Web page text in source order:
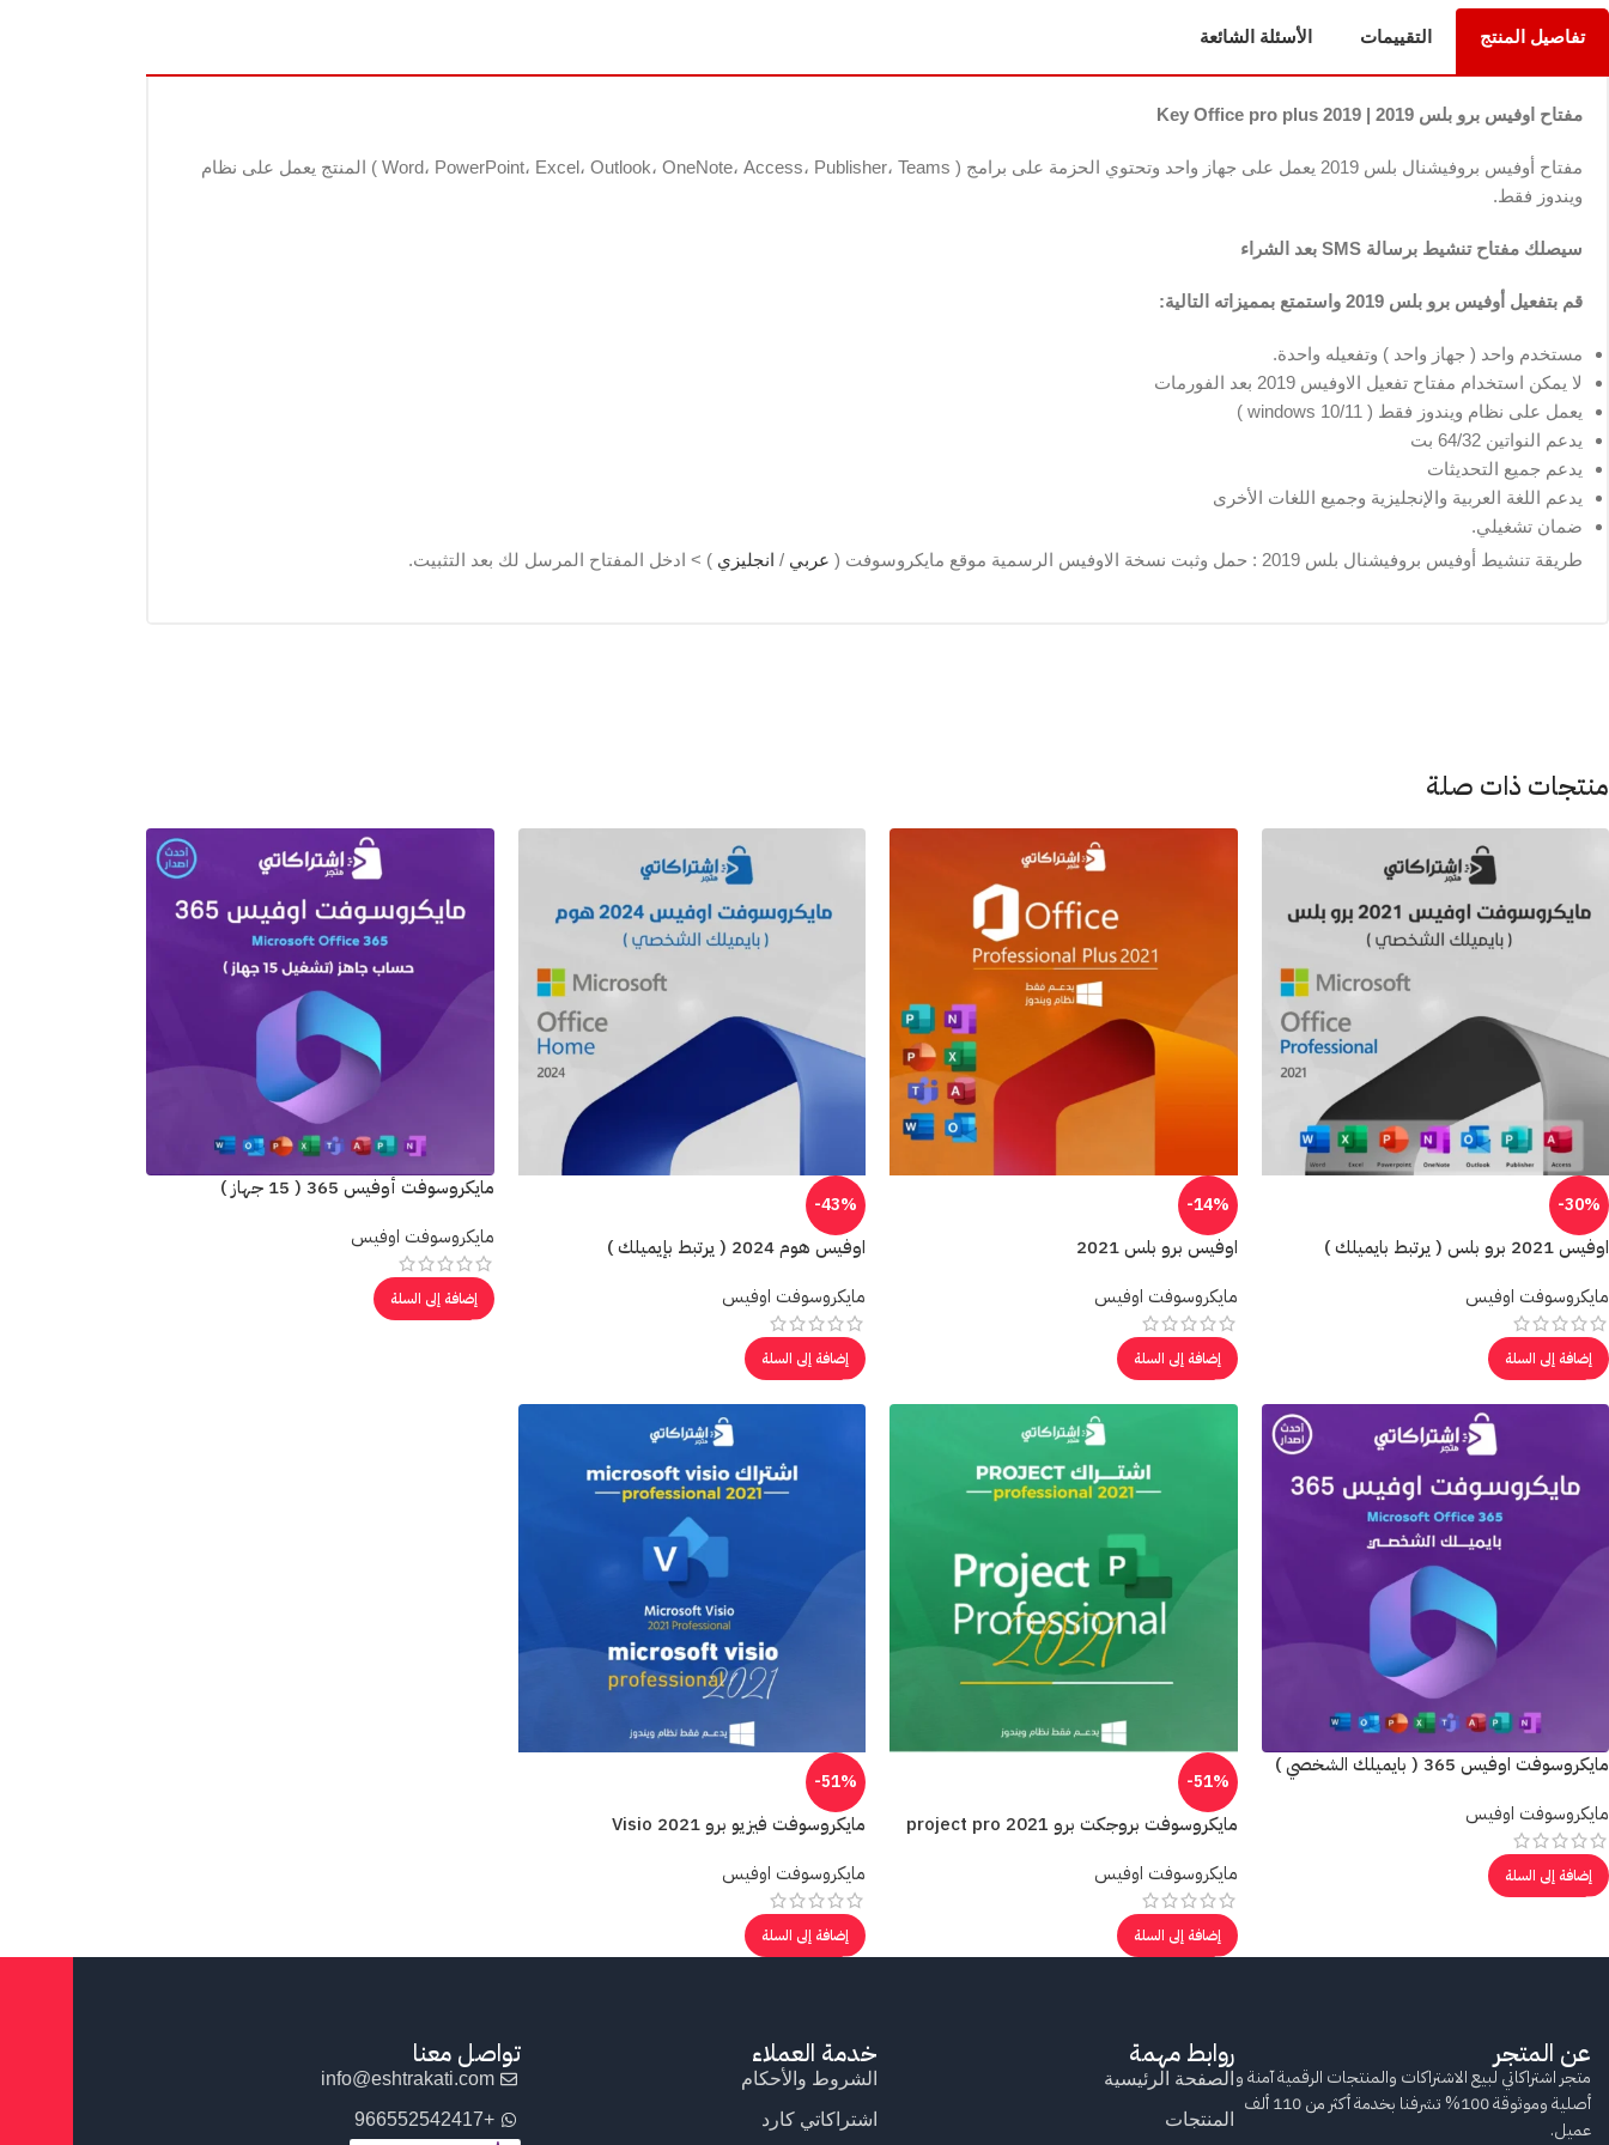
تفاصيل المنتج التقييمات الأسئلة الشائعة
مفتاح اوفيس برو بلس 2019 | Key Office pro plus 2019
مفتاح أوفيس بروفيشنال بلس 2019
يعمل على جهاز واحد وتحتوي الحزمة على برامج ( Word، PowerPoint، Excel، Outlook، OneNote، Access، Publisher، Teams ) المنتج يعمل على نظام
ويندوز فقط.
سيصلك مفتاح تنشيط برسالة SMS بعد الشراء
قم بتفعيل أوفيس برو بلس 2019 واستمتع بمميزاته التالية:
مستخدم واحد ( جهاز واحد ) وتفعيله واحدة.
لا يمكن استخدام مفتاح تفعيل الاوفيس 2019 بعد الفورمات
يعمل على نظام ويندوز فقط ( windows 10/11 )
يدعم النواتين 64/32 بت
يدعم جميع التحديثات
يدعم اللغة العربية والإنجليزية وجميع اللغات الأخرى
ضمان تشغيلي.
طريقة تنشيط أوفيس بروفيشنال بلس 2019 : حمل وثبت نسخة الاوفيس الرسمية موقع مايكروسوفت (
عربي / انجليزي ) > ادخل المفتاح المرسل لك بعد التثبيت.
منتجات ذات صلة
-30%
اوفيس 2021 برو بلس ( يرتبط بايميلك )
مايكروسوفت اوفيس
إضافة إلى السلة
-14%
اوفيس برو بلس 2021
مايكروسوفت اوفيس
إضافة إلى السلة
-43%
اوفيس هوم 2024 ( يرتبط بإيميلك )
مايكروسوفت اوفيس
إضافة إلى السلة
مايكروسوفت أوفيس 365 ( 15 جهاز )
مايكروسوفت اوفيس
إضافة إلى السلة
مايكروسوفت اوفيس 365 ( بايميلك الشخصي )
مايكروسوفت اوفيس
إضافة إلى السلة
-51%
مايكروسوفت بروجكت برو project pro 2021
مايكروسوفت اوفيس
إضافة إلى السلة
-51%
مايكروسوفت فيزيو برو 2021 Visio
مايكروسوفت اوفيس
إضافة إلى السلة
عن المتجر
متجر اشتراكاتي لبيع الاشتراكات والمنتجات الرقمية آمنة و
أصلية وموثوقة 100% تشرفنا بخدمة أكثر من 110 ألف
عميل.
روابط مهمة
الصفحة الرئيسية
المنتجات
خدمة العملاء
الشروط والأحكام
اشتراكاتي كارد
تواصل معنا
info@eshtrakati.com
+966552542417